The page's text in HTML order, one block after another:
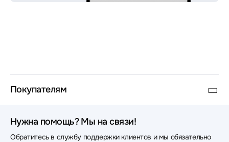
Покупателям
Нужна помощь? Мы на связи!
Обратитесь в службу поддержки клиентов и мы обязательно